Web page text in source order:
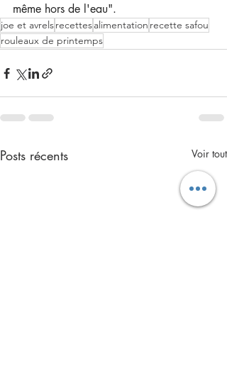
même hors de l'eau".
joe et avrelsrecettesalimentation recette safou
rouleaux de printemps
Posts récents Voir tout